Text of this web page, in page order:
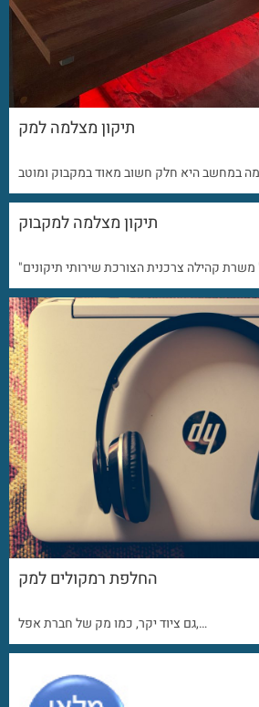
תיקון מצלמה למק
תיקון מצלמה למקבוק
החלפת רמקולים למק
גם ציוד יקר, כמו מק של חברת אפל,…